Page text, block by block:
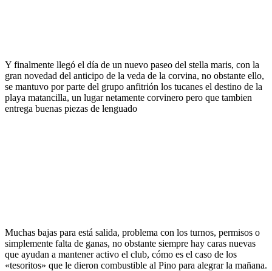
Y finalmente llegó el día de un nuevo paseo del stella maris, con la
gran novedad del anticipo de la veda de la corvina, no obstante ello,
se mantuvo por parte del grupo anfitrión los tucanes el destino de la
playa matancilla, un lugar netamente corvinero pero que tambien
entrega buenas piezas de lenguado
Muchas bajas para está salida, problema con los turnos, permisos o
simplemente falta de ganas, no obstante siempre hay caras nuevas
que ayudan a mantener activo el club, cómo es el caso de los
«tesoritos» que le dieron combustible al Pino para alegrar la mañana.